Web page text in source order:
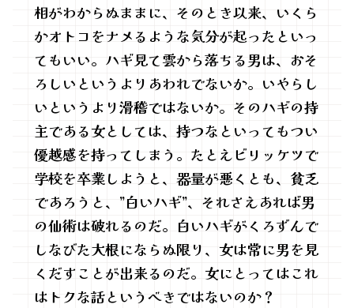
相がわからぬままに、そのとき以来、いくら
かオトコをナメるような気分が起ったといっ
てもいい。ハギ見て雲から落ちる男は、おそ
ろしいというよりあわれでないか。いやらし
いというより滑稽ではないか。そのハギの持
主である女としては、持つなといってもつい
優越感を持ってしまう。たとえビリッケツで
学校を卒業しようと、器量が悪くとも、貧乏
であろうと、”白いハギ”、それさえあれば男
の仙術は破れるのだ。白いハギがくろずんで
しなびた大根にならぬ限り、女は常に男を見
くだすことが出来るのだ。女にとってはこれ
はトクな話というべきではないのか？